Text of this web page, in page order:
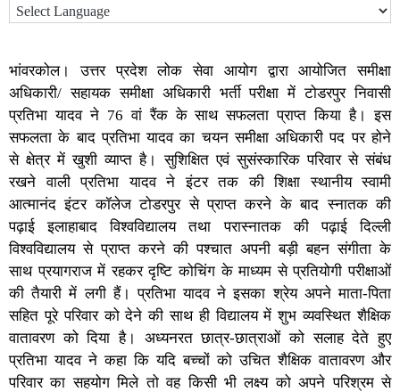
भांवरकोल। उत्तर प्रदेश लोक सेवा आयोग द्वारा आयोजित समीक्षा
अधिकारी/ सहायक समीक्षा अधिकारी भर्ती परीक्षा में टोडरपुर निवासी
प्रतिभा यादव ने 76 वां रैंक के साथ सफलता प्राप्त किया है। इस
सफलता के बाद प्रतिभा यादव का चयन समीक्षा अधिकारी पद पर होने
से क्षेत्र में खुशी व्याप्त है। सुशिक्षित एवं सुसंस्कारिक परिवार से संबंध
रखने वाली प्रतिभा यादव ने इंटर तक की शिक्षा स्थानीय स्वामी
आत्मानंद इंटर कॉलेज टोडरपुर से प्राप्त करने के बाद स्नातक की
पढ़ाई इलाहाबाद विश्वविद्यालय तथा परास्नातक की पढ़ाई दिल्ली
विश्वविद्यालय से प्राप्त करने की पश्चात अपनी बड़ी बहन संगीता के
साथ प्रयागराज में रहकर दृष्टि कोचिंग के माध्यम से प्रतियोगी परीक्षाओं
की तैयारी में लगी हैं। प्रतिभा यादव ने इसका श्रेय अपने माता-पिता
सहित पूरे परिवार को देने की साथ ही विद्यालय में शुभ व्यवस्थित शैक्षिक
वातावरण को दिया है। अध्यनरत छात्र-छात्राओं को सलाह देते हुए
प्रतिभा यादव ने कहा कि यदि बच्चों को उचित शैक्षिक वातावरण और
परिवार का सहयोग मिले तो वह किसी भी लक्ष्य को अपने परिश्रम से